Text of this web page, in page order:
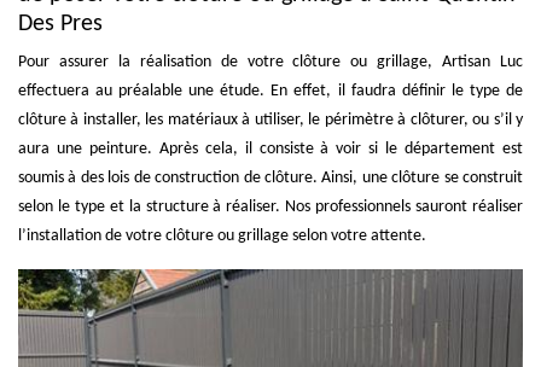
Des Pres
Pour assurer la réalisation de votre clôture ou grillage, Artisan Luc
effectuera au préalable une étude. En effet, il faudra définir le type de
clôture à installer, les matériaux à utiliser, le périmètre à clôturer, ou s’il y
aura une peinture. Après cela, il consiste à voir si le département est
soumis à des lois de construction de clôture. Ainsi, une clôture se construit
selon le type et la structure à réaliser. Nos professionnels sauront réaliser
l’installation de votre clôture ou grillage selon votre attente.